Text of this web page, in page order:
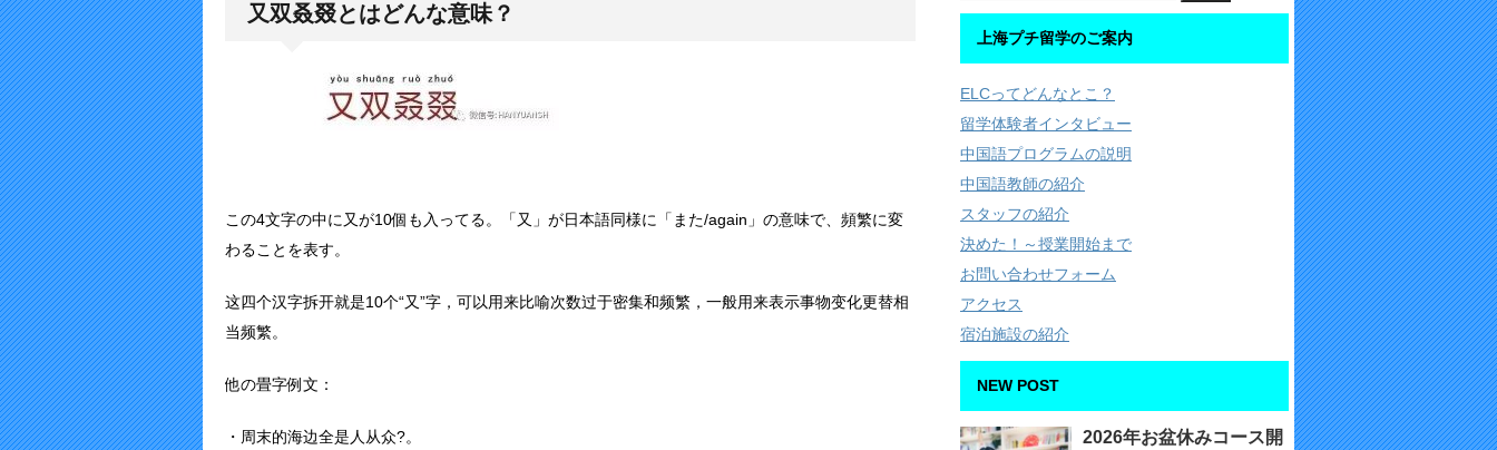
又双叒叕とはどんな意味？
この4文字の中に又が10個も入ってる。「又」が日本語同様に「また/again」の意味で、頻繁に変
わることを表す。
这四个汉字拆开就是10个“又”字，可以用来比喻次数过于密集和频繁，一般用来表示事物变化更替相
当频繁。
他の畳字例文：
・周末的海边全是人从众?。
上海プチ留学のご案内
ELCってどんなとこ？
留学体験者インタビュー
中国語プログラムの説明
中国語教師の紹介
スタッフの紹介
決めた！～授業開始まで
お問い合わせフォーム
アクセス
宿泊施設の紹介
NEW POST
2026年お盆休みコース開